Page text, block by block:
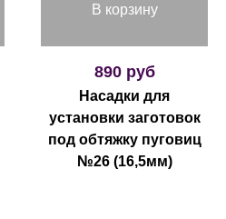
В корзину
890 руб
Насадки для
установки заготовок
под обтяжку пуговиц
№26 (16,5мм)